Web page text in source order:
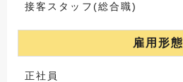
接客スタッフ(総合職)
雇用形態
正社員